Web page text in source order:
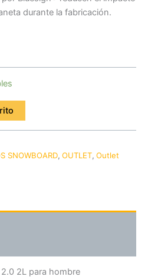
durante la fabricación.
SNOWBOARD, OUTLET, Outlet
2L para hombre